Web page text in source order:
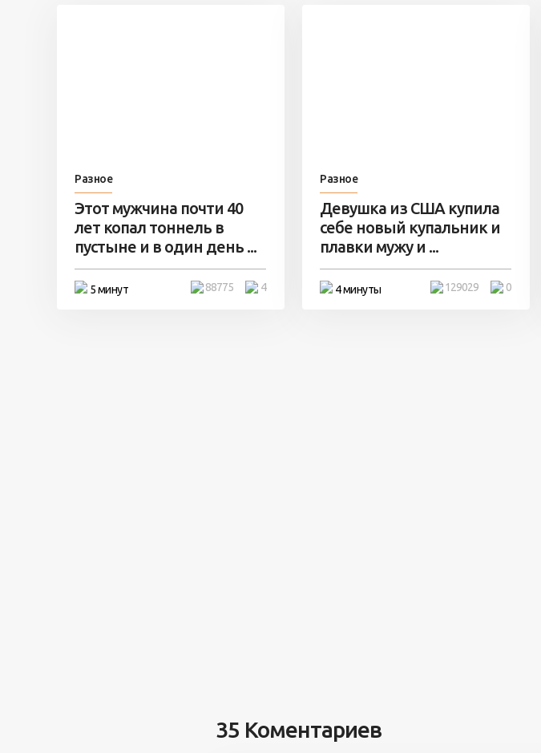
Разное
Этот мужчина почти 40
лет копал тоннель в
пустыне и в один день ...
5 минут 4
88775
Разное
Девушка из США купила
себе новый купальник и
плавки мужу и ...
4 минуты 0
129029
35 Коментариев